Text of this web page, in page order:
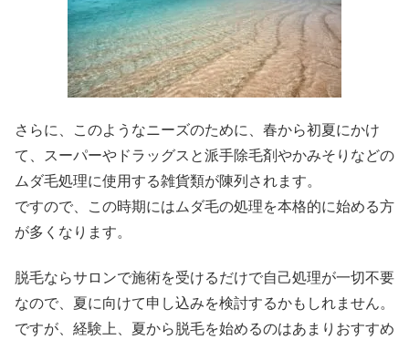
さらに、このようなニーズのために、春から初夏にかけ
て、スーパーやドラッグスと派手除毛剤やかみそりなどの
ムダ毛処理に使用する雑貨類が陳列されます。
ですので、この時期にはムダ毛の処理を本格的に始める方
が多くなります。
脱毛ならサロンで施術を受けるだけで自己処理が一切不要
なので、夏に向けて申し込みを検討するかもしれません。
ですが、経験上、夏から脱毛を始めるのはあまりおすすめ